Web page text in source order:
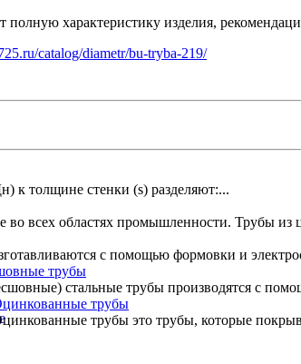
характеристику изделия,
catalog/diametr/bu-tryba-219/
к толщине стенки (s) разделяют:...
во всех областях промышленности. Трубы из
с помощью формовки и
трубы
стальные трубы производятся с
трубы
трубы это трубы, которые